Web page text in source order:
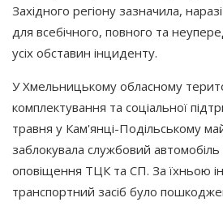
Західного регіону зазначила,
для всебічного, повного та
усіх обставин інциденту.
У Хмельницькому обласному
комплектування та соціальної
травня у Кам'янці-Подільському
заблокувала службовий автомобіль
оповіщення ТЦК та СП. За їхньою
транспортний засіб було